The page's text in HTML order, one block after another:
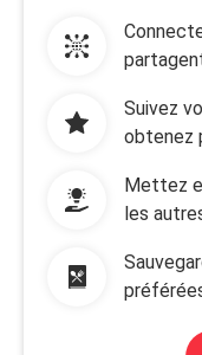
Suivez
obtenez
Mettez
les